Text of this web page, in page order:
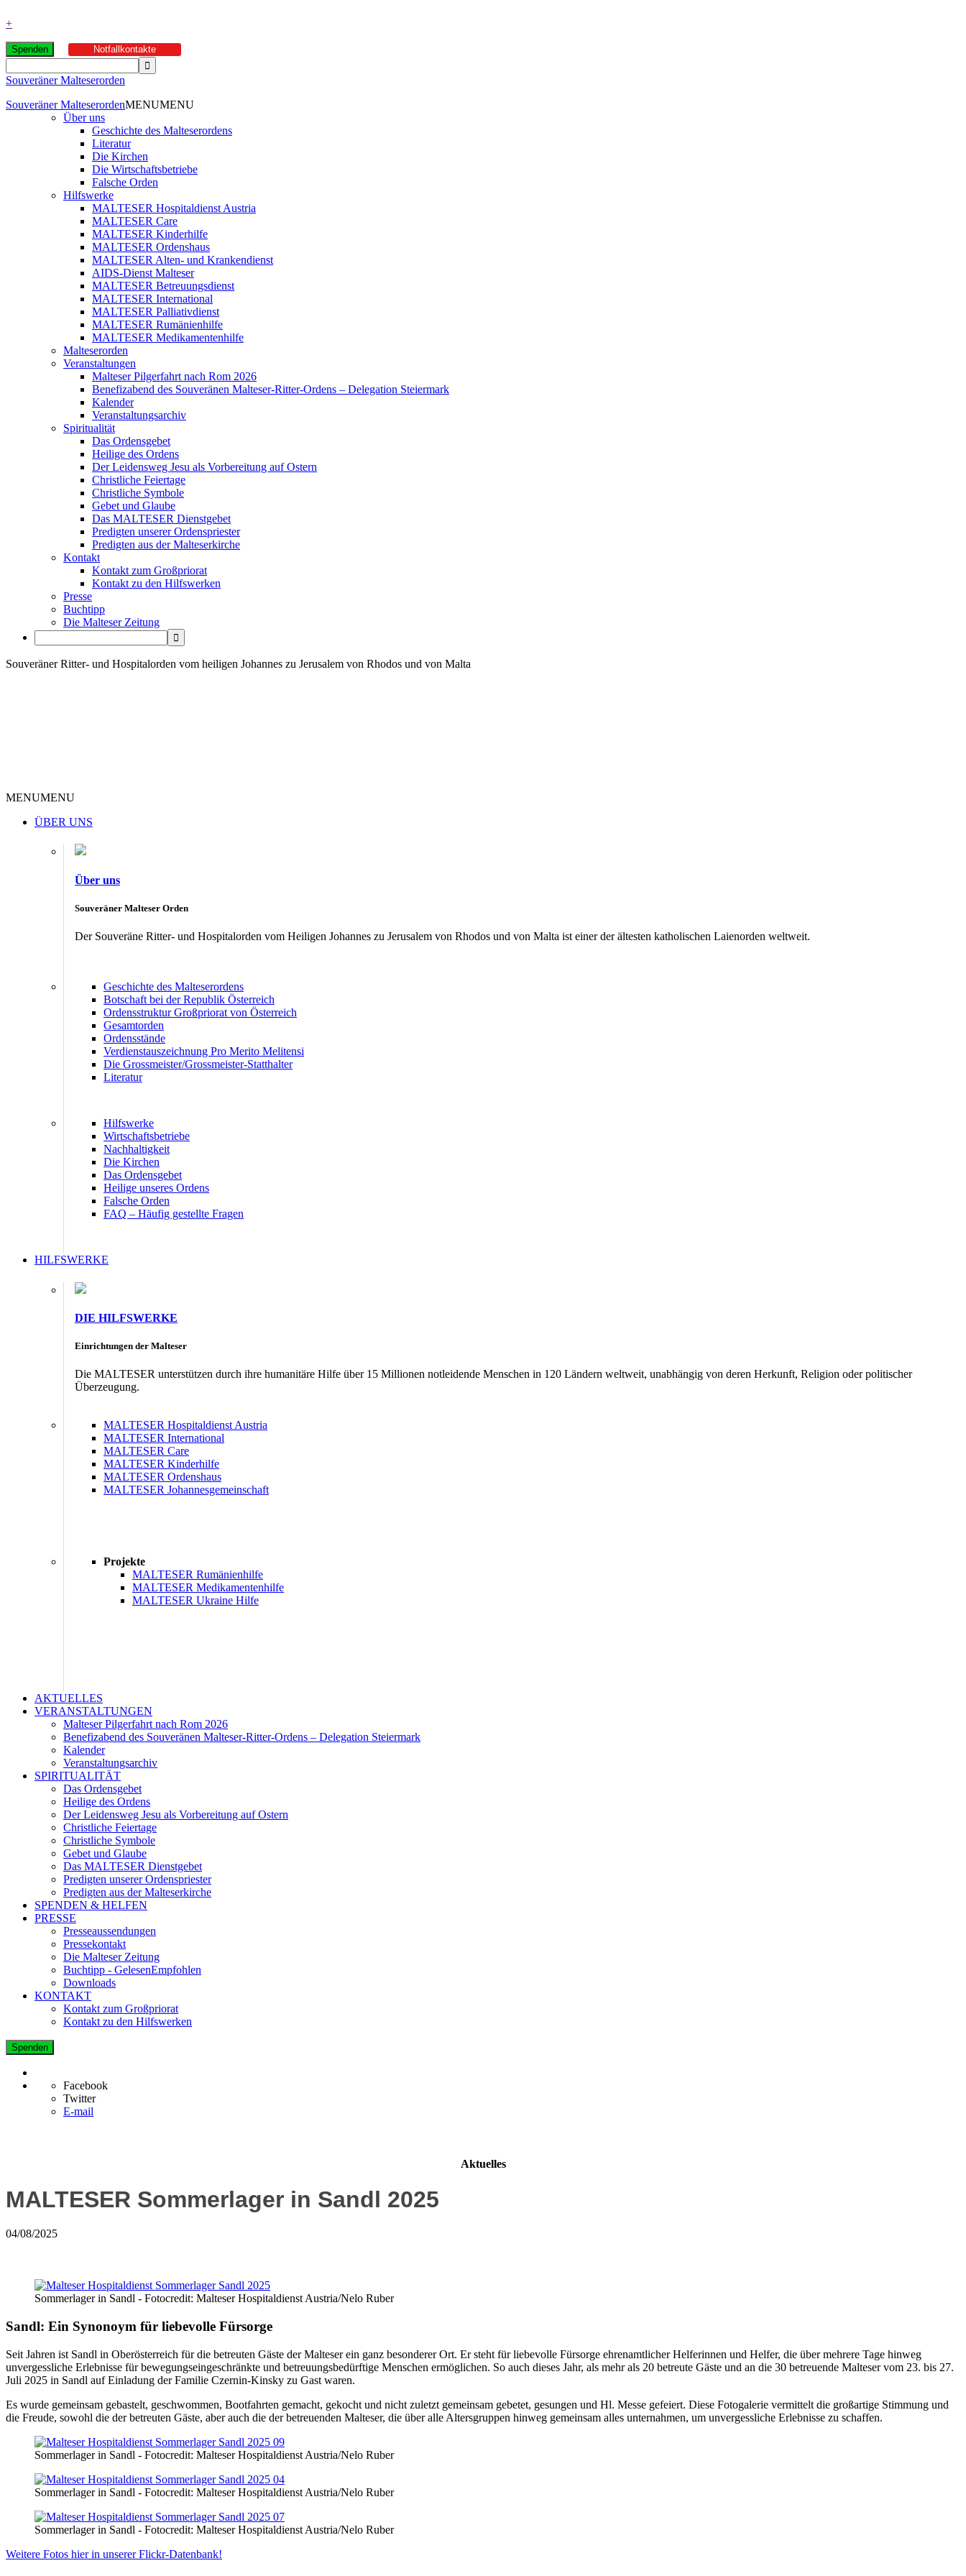
+
Spenden Notfallkontakte
Souveräner Malteserorden
Souveräner MalteserordenMENUMENU
Über uns
Geschichte des Malteserordens
Literatur
Die Kirchen
Die Wirtschaftsbetriebe
Falsche Orden
Hilfswerke
MALTESER Hospitaldienst Austria
MALTESER Care
MALTESER Kinderhilfe
MALTESER Ordenshaus
MALTESER Alten- und Krankendienst
AIDS-Dienst Malteser
MALTESER Betreuungsdienst
MALTESER International
MALTESER Palliativdienst
MALTESER Rumänienhilfe
MALTESER Medikamentenhilfe
Malteserorden
Veranstaltungen
Malteser Pilgerfahrt nach Rom 2026
Benefizabend des Souveränen Malteser-Ritter-Ordens – Delegation Steiermark
Kalender
Veranstaltungsarchiv
Spiritualität
Das Ordensgebet
Heilige des Ordens
Der Leidensweg Jesu als Vorbereitung auf Ostern
Christliche Feiertage
Christliche Symbole
Gebet und Glaube
Das MALTESER Dienstgebet
Predigten unserer Ordenspriester
Predigten aus der Malteserkirche
Kontakt
Kontakt zum Großpriorat
Kontakt zu den Hilfswerken
Presse
Buchtipp
Die Malteser Zeitung
Souveräner Ritter- und Hospitalorden vom heiligen Johannes zu Jerusalem von Rhodos und von Malta
MENUMENU
ÜBER UNS
Über uns
Souveräner Malteser Orden
Der Souveräne Ritter- und Hospitalorden vom Heiligen Johannes zu Jerusalem von Rhodos und von Malta ist einer der ältesten katholischen Laienorden weltweit.
Geschichte des Malteserordens
Botschaft bei der Republik Österreich
Ordensstruktur Großpriorat von Österreich
Gesamtorden
Ordensstände
Verdienstauszeichnung Pro Merito Melitensi
Die Grossmeister/Grossmeister-Statthalter
Literatur
Hilfswerke
Wirtschaftsbetriebe
Nachhaltigkeit
Die Kirchen
Das Ordensgebet
Heilige unseres Ordens
Falsche Orden
FAQ – Häufig gestellte Fragen
HILFSWERKE
DIE HILFSWERKE
Einrichtungen der Malteser
Die MALTESER unterstützen durch ihre humanitäre Hilfe über 15 Millionen notleidende Menschen in 120 Ländern weltweit, unabhängig von deren Herkunft, Religion oder politischer
Überzeugung.
MALTESER Hospitaldienst Austria
MALTESER International
MALTESER Care
MALTESER Kinderhilfe
MALTESER Ordenshaus
MALTESER Johannesgemeinschaft
Projekte
MALTESER Rumänienhilfe
MALTESER Medikamentenhilfe
MALTESER Ukraine Hilfe
AKTUELLES
VERANSTALTUNGEN
Malteser Pilgerfahrt nach Rom 2026
Benefizabend des Souveränen Malteser-Ritter-Ordens – Delegation Steiermark
Kalender
Veranstaltungsarchiv
SPIRITUALITÄT
Das Ordensgebet
Heilige des Ordens
Der Leidensweg Jesu als Vorbereitung auf Ostern
Christliche Feiertage
Christliche Symbole
Gebet und Glaube
Das MALTESER Dienstgebet
Predigten unserer Ordenspriester
Predigten aus der Malteserkirche
SPENDEN & HELFEN
PRESSE
Presseaussendungen
Pressekontakt
Die Malteser Zeitung
Buchtipp - GelesenEmpfohlen
Downloads
KONTAKT
Kontakt zum Großpriorat
Kontakt zu den Hilfswerken
Spenden
Facebook
Twitter
E-mail
Aktuelles
MALTESER Sommerlager in Sandl 2025
04/08/2025
Sommerlager in Sandl - Fotocredit: Malteser Hospitaldienst Austria/Nelo Ruber
Sandl: Ein Synonoym für liebevolle Fürsorge
Seit Jahren ist Sandl in Oberösterreich für die betreuten Gäste der Malteser ein ganz besonderer Ort. Er steht für liebevolle Fürsorge ehrenamtlicher Helferinnen und Helfer, die über mehrere Tage hinweg
unvergessliche Erlebnisse für bewegungseingeschränkte und betreuungsbedürftige Menschen ermöglichen. So auch dieses Jahr, als mehr als 20 betreute Gäste und an die 30 betreuende Malteser vom 23. bis 27.
Juli 2025 in Sandl auf Einladung der Familie Czernin-Kinsky zu Gast waren.
Es wurde gemeinsam gebastelt, geschwommen, Bootfahrten gemacht, gekocht und nicht zuletzt gemeinsam gebetet, gesungen und Hl. Messe gefeiert. Diese Fotogalerie vermittelt die großartige Stimmung und
die Freude, sowohl die der betreuten Gäste, aber auch die der betreuenden Malteser, die über alle Altersgruppen hinweg gemeinsam alles unternahmen, um unvergessliche Erlebnisse zu schaffen.
Sommerlager in Sandl - Fotocredit: Malteser Hospitaldienst Austria/Nelo Ruber
Sommerlager in Sandl - Fotocredit: Malteser Hospitaldienst Austria/Nelo Ruber
Sommerlager in Sandl - Fotocredit: Malteser Hospitaldienst Austria/Nelo Ruber
Weitere Fotos hier in unserer Flickr-Datenbank!